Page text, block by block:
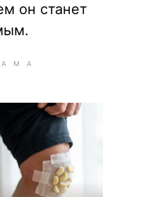
он станет